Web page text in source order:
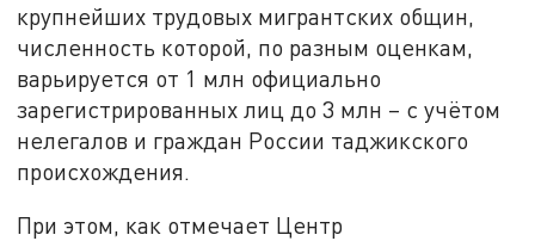
крупнейших трудовых мигрантских общин,
численность которой, по разным оценкам,
варьируется от 1 млн официально
зарегистрированных лиц до 3 млн – с учётом
нелегалов и граждан России таджикского
происхождения.
При этом, как отмечает Центр